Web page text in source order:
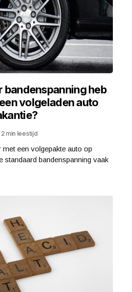
bandenspanning heb
volgeladen auto
2 min leestijd
een volgepakte auto op
standaard bandenspanning vaak